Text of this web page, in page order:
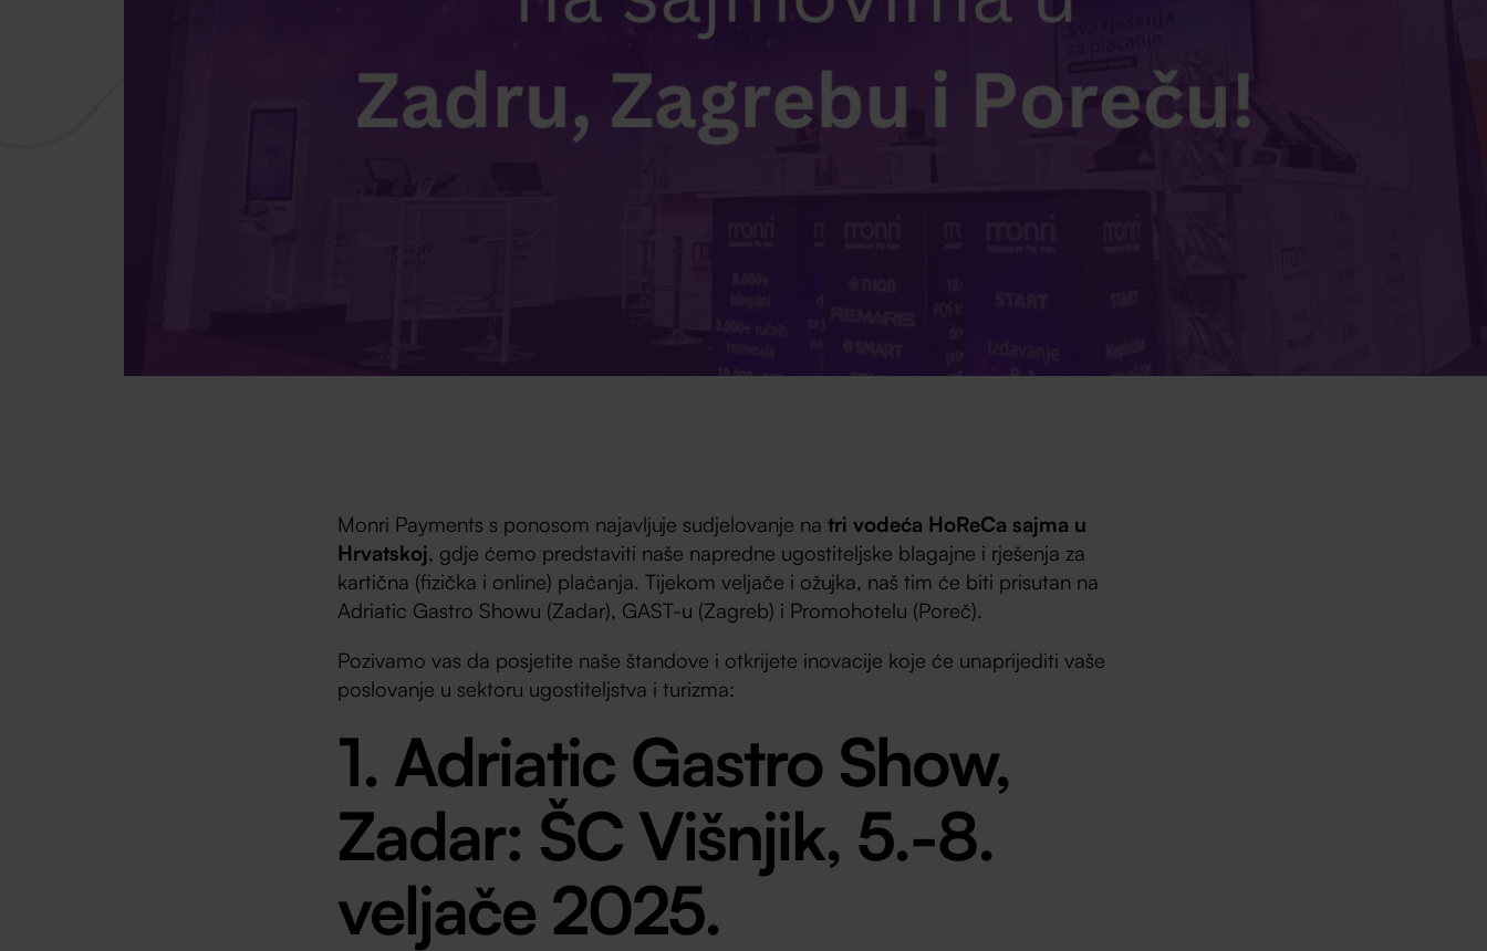
Monri Payments s ponosom najavljuje sudjelovanje natri vodeća HoReCa sajma u
Hrvatskoj, gdje ćemo predstaviti naše napredne ugostiteljske blagajne i rješenja za
kartična (fizička i online) plaćanja. Tijekom veljače i ožujka, naš tim će biti prisutan na
Adriatic Gastro Showu (Zadar), GAST-u (Zagreb) i Promohotelu (Poreč).
Pozivamo vas da posjetite naše štandove i otkrijete inovacije koje će unaprijediti vaše
poslovanje u sektoru ugostiteljstva i turizma:
1. Adriatic Gastro Show,
Zadar: ŠC Višnjik, 5.-8.
veljače 2025.